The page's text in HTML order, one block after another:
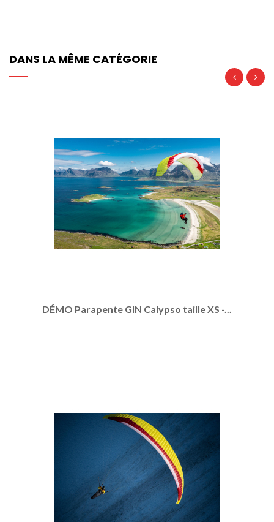
DANS LA MÊME CATÉGORIE
DÉMO Parapente GIN Calypso taille XS -...